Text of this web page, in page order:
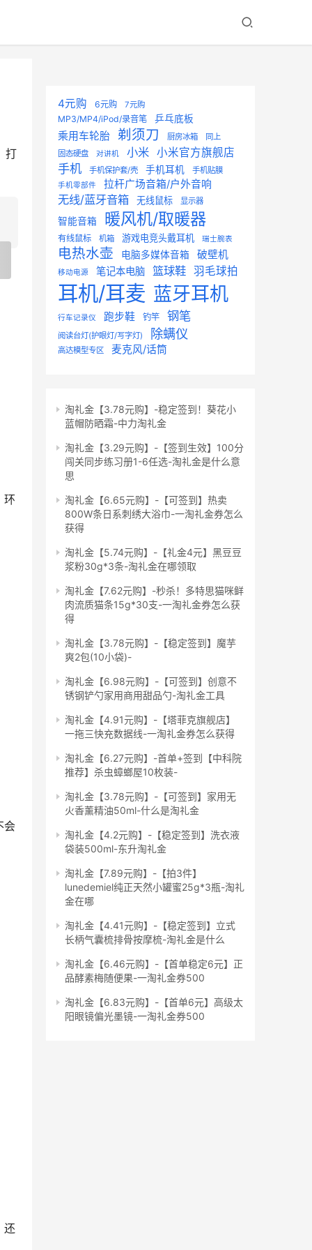
打
环
会
还
4元购 6元购 7元购
MP3/MP4/iPod/录音笔 乒乓底板
乘用车轮胎 剃须刀 厨房冰箱
同上
固态硬盘
对讲机 小米 小米官方旗舰店
手机 手机保护套/壳 手机耳机 手机贴膜
手机零部件 拉杆广场音箱/户外音响
无线/蓝牙音箱 无线鼠标 显示器
智能音箱 暖风机/取暖器
有线鼠标 机箱 游戏电竞头戴耳机 瑞士腕表
电热水壶 电脑多媒体音箱 破壁机
移动电源 笔记本电脑 篮球鞋 羽毛球拍
耳机/耳麦 蓝牙耳机
行车记录仪 跑步鞋 钓竿 钢笔
阅读台灯(护眼灯/写字灯) 除螨仪
高达模型专区 麦克风/话筒
淘礼金【3.78元购】-稳定签到！葵花小
蓝帽防晒霜-中力淘礼金
淘礼金【3.29元购】-【签到生效】100分
闯关同步练习册1-6任选-淘礼金是什么意
思
淘礼金【6.65元购】-【可签到】热卖
800W条日系刺绣大浴巾-一淘礼金券怎么
获得
淘礼金【5.74元购】-【礼金4元】黑豆豆
浆粉30g*3条-淘礼金在哪领取
淘礼金【7.62元购】-秒杀！多特思猫咪鲜
肉流质猫条15g*30支-一淘礼金券怎么获
得
淘礼金【3.78元购】-【稳定签到】魔芋
爽2包(10小袋)-
淘礼金【6.98元购】-【可签到】创意不
锈钢铲勺家用商用甜品勺-淘礼金工具
淘礼金【4.91元购】-【塔菲克旗舰店】
一拖三快充数据线-一淘礼金券怎么获得
淘礼金【6.27元购】-首单+签到【中科院
推荐】杀虫蟑螂屋10枚装-
淘礼金【3.78元购】-【可签到】家用无
火香薰精油50ml-什么是淘礼金
淘礼金【4.2元购】-【稳定签到】洗衣液
袋装500ml-东升淘礼金
淘礼金【7.89元购】-【拍3件】
lunedemiel纯正天然小罐蜜25g*3瓶-淘礼
金在哪
淘礼金【4.41元购】-【稳定签到】立式
长柄气囊梳排骨按摩梳-淘礼金是什么
淘礼金【6.46元购】-【首单稳定6元】正
品酵素梅随便果-一淘礼金券500
淘礼金【6.83元购】-【首单6元】高级太
阳眼镜偏光墨镜-一淘礼金券500